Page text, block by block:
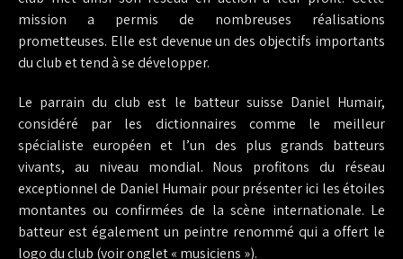
mission a permis de nombreuses réalisations
prometteuses. Elle est devenue un des objectifs importants
du club et tend à se développer.
Le parrain du club est le batteur suisse Daniel Humair,
considéré par les dictionnaires comme le meilleur
spécialiste européen et l’un des plus grands batteurs
vivants, au niveau mondial. Nous profitons du réseau
exceptionnel de Daniel Humair pour présenter ici les étoiles
montantes ou confirmées de la scène internationale. Le
batteur est également un peintre renommé qui a offert le
logo du club (voir onglet « musiciens »).